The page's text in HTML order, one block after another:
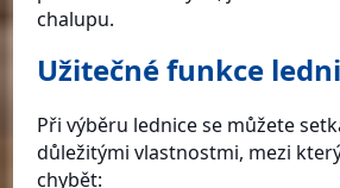
chalupu.
Užitečné funkce
Při výběru lednice se můžete
důležitými vlastnostmi, mezi
chybět: